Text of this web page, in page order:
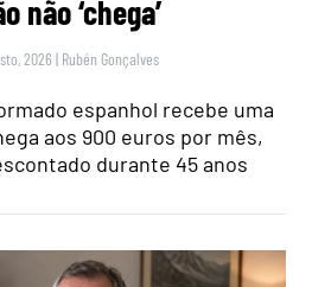
não ‘chega’
2026 | Rubén Gonçalves
espanhol recebe uma
aos 900 euros por mês,
durante 45 anos